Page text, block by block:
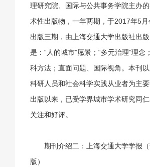
理研究院、国际与公共事务学院主办
术性出版物，一年两期，于2017年5
出版三期，由上海交通大学出版社出
是：“人的城市”愿景；“多元治理”理念
科方法；直面问题、国际视角。本刊
科研人员和社会科学实践从业者为主
出版以来，已受学界城市学术研究同
关注和好评。
期刊介绍二：上海交通大学学报
版）